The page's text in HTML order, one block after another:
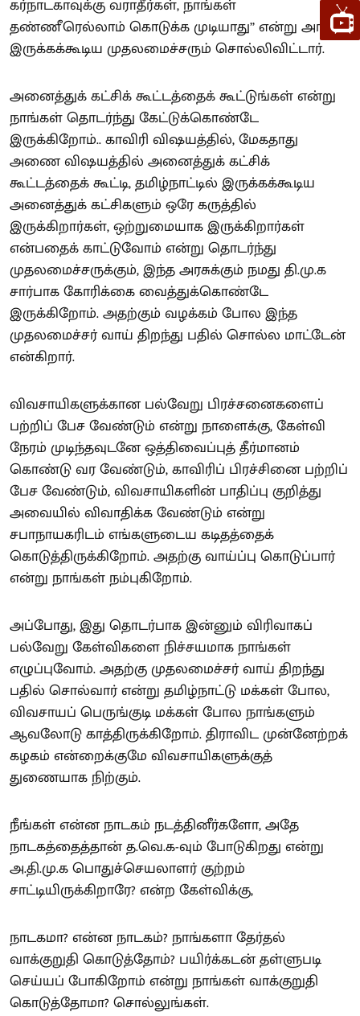
கர்நாடகாவுக்கு வராதீர்கள், நாங்கள்
தண்ணீரெல்லாம் கொடுக்க முடியாது’’ என்று அங்கு
இருக்கக்கூடிய முதலமைச்சரும் சொல்லிவிட்டார்.
அனைத்துக் கட்சிக் கூட்டத்தைக் கூட்டுங்கள் என்று
நாங்கள் தொடர்ந்து கேட்டுக்கொண்டே
இருக்கிறோம்.. காவிரி விஷயத்தில், மேகதாது
அணை விஷயத்தில் அனைத்துக் கட்சிக்
கூட்டத்தைக் கூட்டி, தமிழ்நாட்டில் இருக்கக்கூடிய
அனைத்துக் கட்சிகளும் ஒரே கருத்தில்
இருக்கிறார்கள், ஒற்றுமையாக இருக்கிறார்கள்
என்பதைக் காட்டுவோம் என்று தொடர்ந்து
முதலமைச்சருக்கும், இந்த அரசுக்கும் நமது தி.மு.க
சார்பாக கோரிக்கை வைத்துக்கொண்டே
இருக்கிறோம். அதற்கும் வழக்கம் போல இந்த
முதலமைச்சர் வாய் திறந்து பதில் சொல்ல மாட்டேன்
என்கிறார்.
விவசாயிகளுக்கான பல்வேறு பிரச்சனைகளைப்
பற்றிப் பேச வேண்டும் என்று நாளைக்கு, கேள்வி
நேரம் முடிந்தவுடனே ஒத்திவைப்புத் தீர்மானம்
கொண்டு வர வேண்டும், காவிரிப் பிரச்சினை பற்றிப்
பேச வேண்டும், விவசாயிகளின் பாதிப்பு குறித்து
அவையில் விவாதிக்க வேண்டும் என்று
சபாநாயகரிடம் எங்களுடைய கடிதத்தைக்
கொடுத்திருக்கிறோம். அதற்கு வாய்ப்பு கொடுப்பார்
என்று நாங்கள் நம்புகிறோம்.
அப்போது, இது தொடர்பாக இன்னும் விரிவாகப்
பல்வேறு கேள்விகளை நிச்சயமாக நாங்கள்
எழுப்புவோம். அதற்கு முதலமைச்சர் வாய் திறந்து
பதில் சொல்வார் என்று தமிழ்நாட்டு மக்கள் போல,
விவசாயப் பெருங்குடி மக்கள் போல நாங்களும்
ஆவலோடு காத்திருக்கிறோம். திராவிட முன்னேற்றக்
கழகம் என்றைக்குமே விவசாயிகளுக்குத்
துணையாக நிற்கும்.
நீங்கள் என்ன நாடகம் நடத்தினீர்களோ, அதே
நாடகத்தைத்தான் த.வெ.க-வும் போடுகிறது என்று
அ.தி.மு.க பொதுச்செயலாளர் குற்றம்
சாட்டியிருக்கிறாரே? என்ற கேள்விக்கு,
நாடகமா? என்ன நாடகம்? நாங்களா தேர்தல்
வாக்குறுதி கொடுத்தோம்? பயிர்க்கடன் தள்ளுபடி
செய்யப் போகிறோம் என்று நாங்கள் வாக்குறுதி
கொடுத்தோமா? சொல்லுங்கள்.